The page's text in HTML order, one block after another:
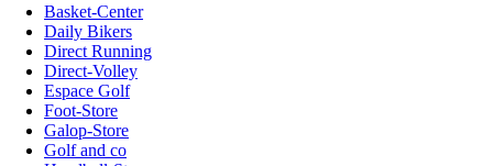
Basket-Center
Daily Bikers
Direct Running
Direct-Volley
Espace Golf
Foot-Store
Galop-Store
Golf and co